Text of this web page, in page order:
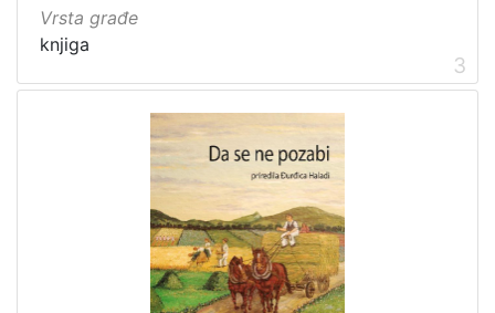
Vrsta građe
knjiga
3